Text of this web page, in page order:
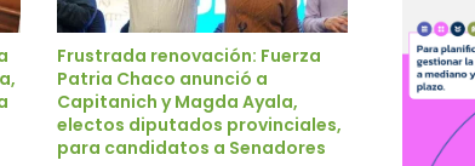
Frustrada renovación: Fuerza
Patria Chaco anunció a
Capitanich y Magda Ayala,
electos diputados provinciales,
para candidatos a Senadores